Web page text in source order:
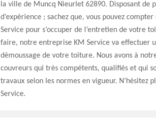
la ville de Muncq Nieurlet 62890. Disposant de
d’expérience ; sachez que, vous pouvez
Service pour s’occuper de l’entretien de votre
faire, notre entreprise KM Service va effectuer
démoussage de votre toiture. Nous avons à
couvreurs qui très compétents, qualifiés et qui
travaux selon les normes en vigueur. N’hésitez
Service.